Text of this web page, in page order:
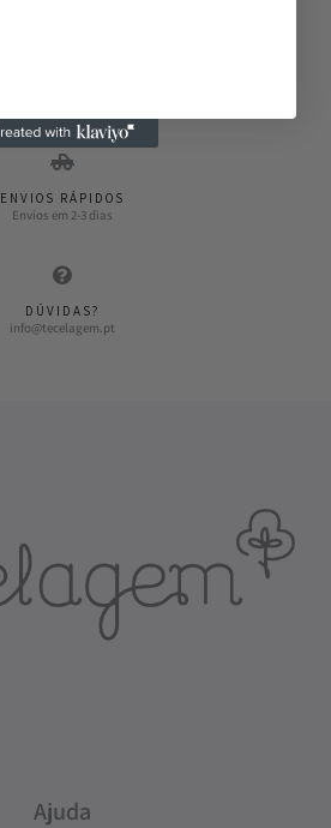
ENVIOS RÁPIDOS
Envios em 2-3 dias
DÚVIDAS?
info@tecelagem.pt
Ajuda